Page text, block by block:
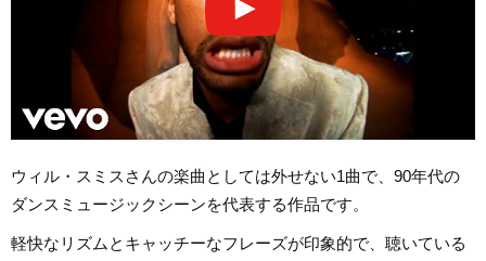
ウィル・スミスさんの楽曲としては外せない1曲で、90年代の
ダンスミュージックシーンを代表する作品です。
軽快なリズムとキャッチーなフレーズが印象的で、聴いている